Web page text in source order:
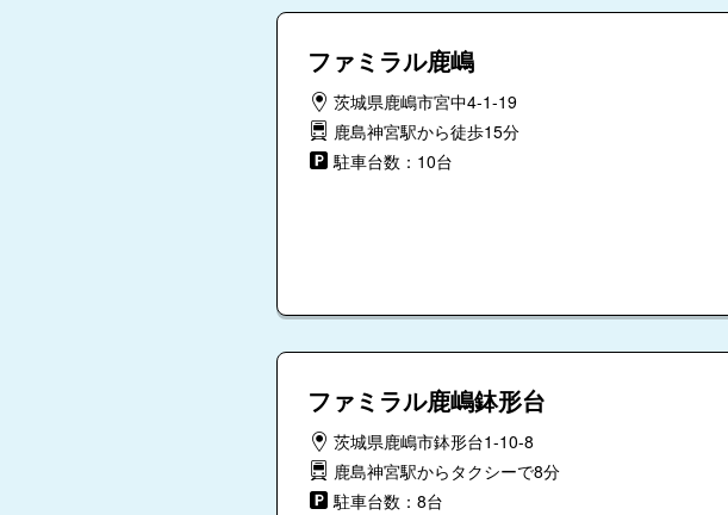
ファミラル鹿嶋
茨城県鹿嶋市宮中4-1-19
鹿島神宮駅から徒歩15分
駐車台数：10台
ファミラル鹿嶋鉢形台
茨城県鹿嶋市鉢形台1-10-8
鹿島神宮駅からタクシーで8分
駐車台数：8台